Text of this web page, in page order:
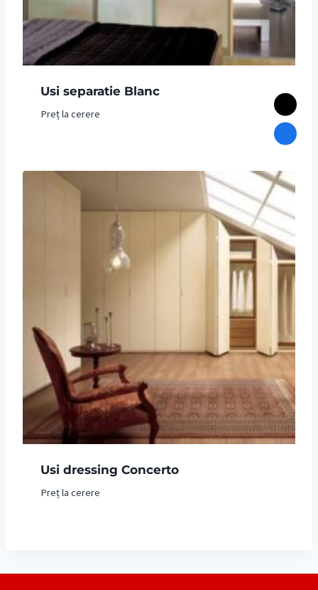
Usi separatie Blanc
Preț la cerere
Usi dressing Concerto
Preț la cerere